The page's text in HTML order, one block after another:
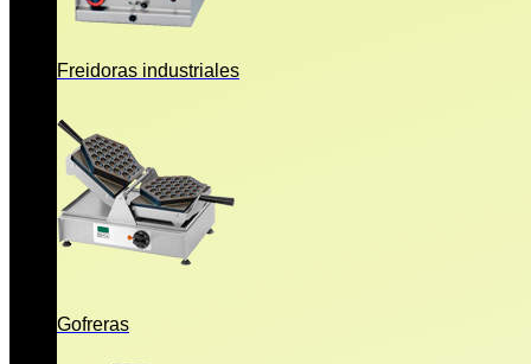
Freidoras industriales
Gofreras